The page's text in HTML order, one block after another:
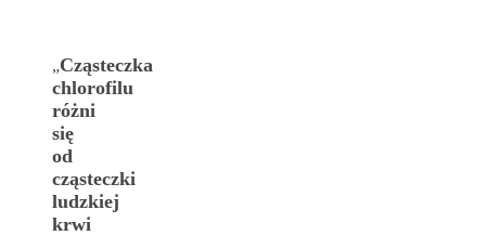
„Cząsteczka
chlorofilu
różni
się
od
cząsteczki
ludzkiej
krwi